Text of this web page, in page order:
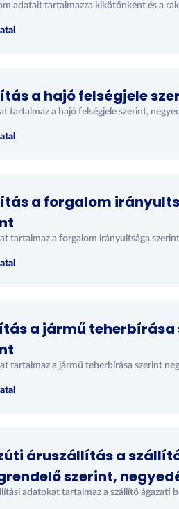
adatait tartalmazza kikötőnként és a
a hajó felségjele
tartalmaz a hajó felségjele szerint,
a forgalom
tartalmaz a forgalom irányultsága
a jármű teherbírása
tartalmaz a jármű teherbírása szerint
áruszállítás a
szerint,
adatokat tartalmaz a szállító ágazati